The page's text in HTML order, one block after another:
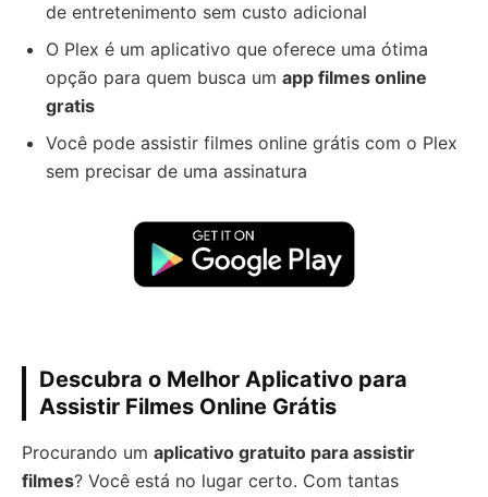
de entretenimento sem custo adicional
O Plex é um aplicativo que oferece uma ótima
opção para quem busca um app filmes online
gratis
Você pode assistir filmes online grátis com o Plex
sem precisar de uma assinatura
Descubra o Melhor Aplicativo para
Assistir Filmes Online Grátis
Procurando um aplicativo gratuito para assistir
filmes? Você está no lugar certo. Com tantas